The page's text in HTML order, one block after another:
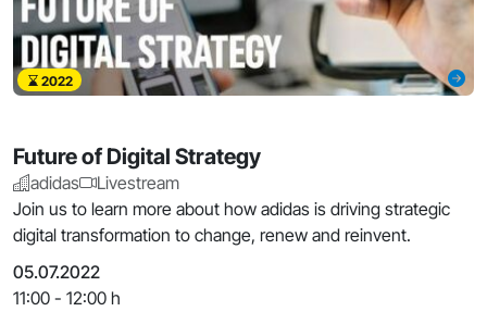
2022
Future of Digital Strategy
adidas
Livestream
Join us to learn more about how adidas is driving strategic
digital transformation to change, renew and reinvent.
05.07.2022
11:00 - 12:00 h